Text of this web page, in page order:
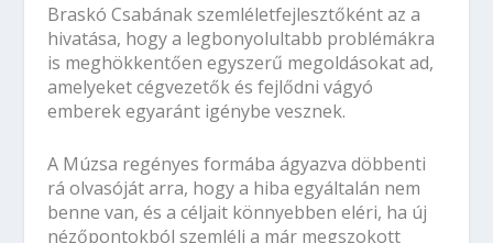
Braskó Csabának szemléletfejlesztőként az a
hivatása, hogy a legbonyolultabb problémákra
is meghökkentően egyszerű megoldásokat ad,
amelyeket cégvezetők és fejlődni vágyó
emberek egyaránt igénybe vesznek.
A Múzsa regényes formába ágyazva döbbenti
rá olvasóját arra, hogy a hiba egyáltalán nem
benne van, és a céljait könnyebben eléri, ha új
nézőpontokból szemléli a már megszokott